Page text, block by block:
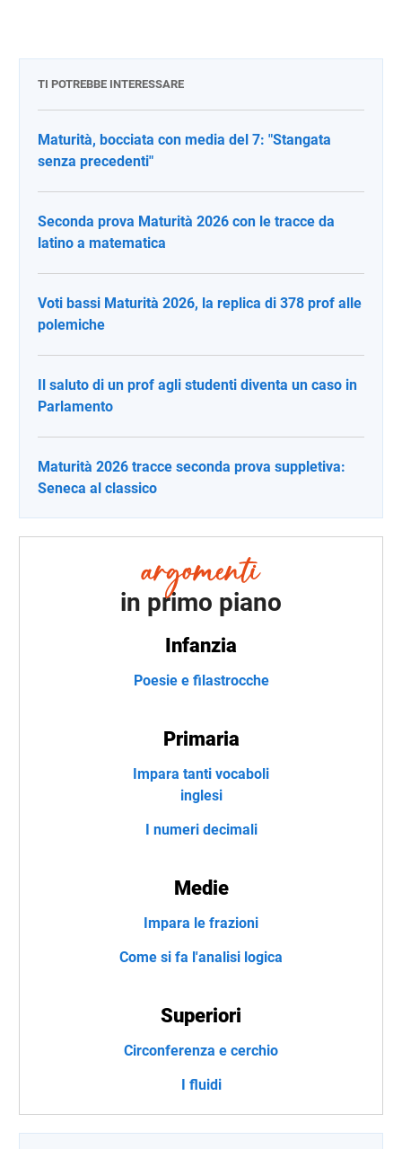
TI POTREBBE INTERESSARE
Maturità, bocciata con media del 7: "Stangata
senza precedenti"
Seconda prova Maturità 2026 con le tracce da
latino a matematica
Voti bassi Maturità 2026, la replica di 378 prof alle
polemiche
Il saluto di un prof agli studenti diventa un caso in
Parlamento
Maturità 2026 tracce seconda prova suppletiva:
Seneca al classico
in primo piano
Infanzia
Poesie e filastrocche
Primaria
Impara tanti vocaboli
inglesi
I numeri decimali
Medie
Impara le frazioni
Come si fa l'analisi logica
Superiori
Circonferenza e cerchio
I fluidi